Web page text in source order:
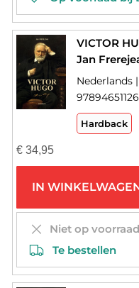
VICTOR
Jan
Nederlands
Hardback
€34,95
IN
Niet op
Te bestellen